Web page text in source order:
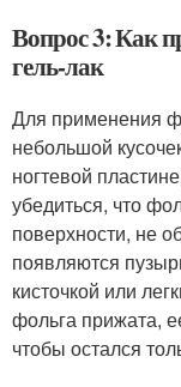
Вопрос 3: Как
гель-лак
Для применения
небольшой
ногтевой
убедиться, что
поверхности, не
появляются
кисточкой или
фольга прижата,
чтобы остался